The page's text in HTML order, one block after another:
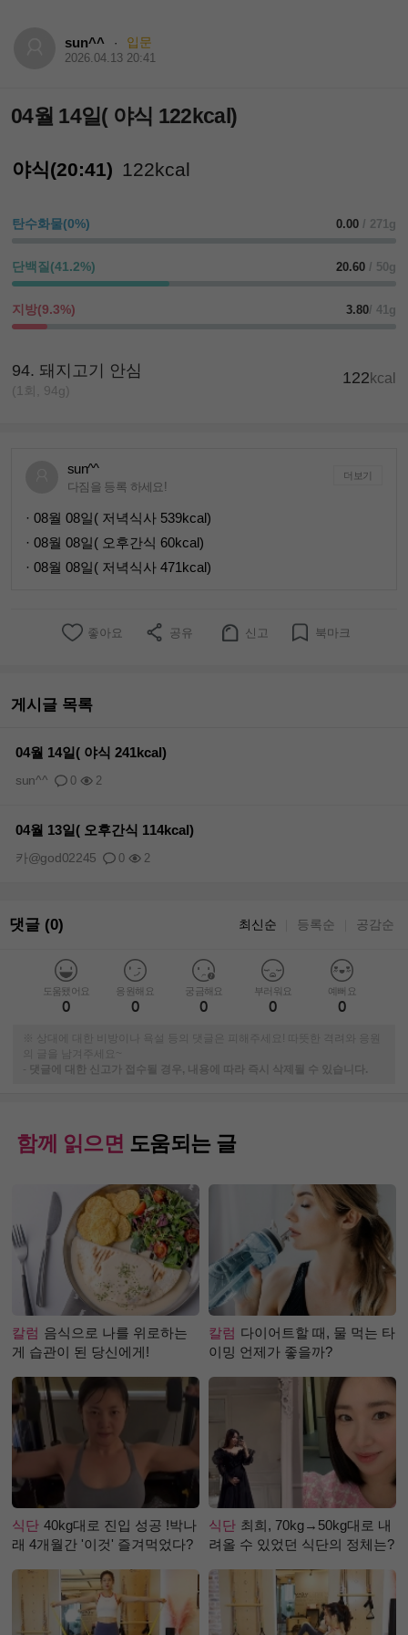
sun^^ · 입문
2026.04.13 20:41
04월 14일( 야식 122kcal)
야식(20:41) 122kcal
탄수화물(0%) 0.00 / 271g
단백질(41.2%) 20.60 / 50g
지방(9.3%) 3.80/ 41g
94. 돼지고기 안심
(1회, 94g)
122 kcal
sun^^
다짐을 등록 하세요!
더보기
· 08월 08일( 저녁식사 539kcal)
· 08월 08일( 오후간식 60kcal)
· 08월 08일( 저녁식사 471kcal)
좋아요 공유 신고 북마크
게시글 목록
04월 14일( 야식 241kcal)
0 2
sun^^
04월 13일( 오후간식 114kcal)
0 2
카@god02245
댓글 (0) 최신순 등록순 공감순
도움됐어요
0
응원해요
0
궁금해요
0
부러워요
0
예뻐요
0
※ 상대에 대한 비방이나 욕설 등의 댓글은 피해주세요! 따뜻한 격려와 응원
의 글을 남겨주세요~
-
댓글에 대한 신고가 접수될 경우, 내용에 따라 즉시 삭제될 수 있습니다.
함께 읽으면 도움되는 글
칼럼 음식으로 나를 위로하는
게 습관이 된 당신에게!
칼럼 다이어트할 때, 물 먹는 타
이밍 언제가 좋을까?
식단 40kg대로 진입 성공 !박나
래 4개월간 '이것' 즐겨먹었다?
식단 최희, 70kg→50kg대로 내
려올 수 있었던 식단의 정체는?